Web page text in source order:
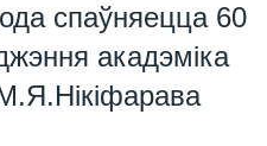
спаўняецца 60
акадэміка